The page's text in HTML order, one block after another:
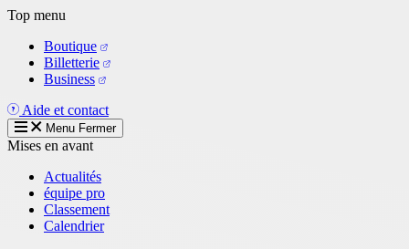
Aller
contenu
principal
Top menu
Boutique
Billetterie
Business
Aide et contact
Menu Fermer
Mises en avant
Actualités
équipe pro
Classement
Calendrier